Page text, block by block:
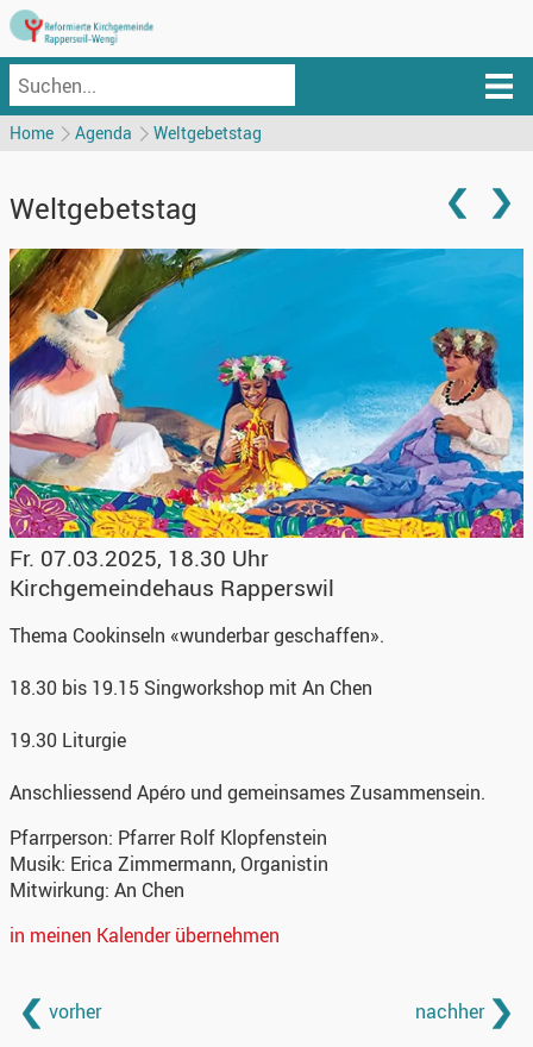
Home Agenda Weltgebetstag
Weltgebetstag
Fr. 07.03.2025, 18.30 Uhr
Kirchgemeindehaus Rapperswil
Thema Cookinseln «wunderbar geschaffen».
18.30 bis 19.15 Singworkshop mit An Chen
19.30 Liturgie
Anschliessend Apéro und gemeinsames Zusammensein.
Pfarrperson: Pfarrer Rolf Klopfenstein
Musik: Erica Zimmermann, Organistin
Mitwirkung: An Chen
in meinen Kalender übernehmen
vorher nachher